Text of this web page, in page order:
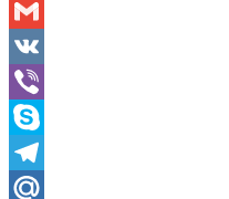
Odnoklassniki
Gmail
VK
Viber
Skype
Telegram